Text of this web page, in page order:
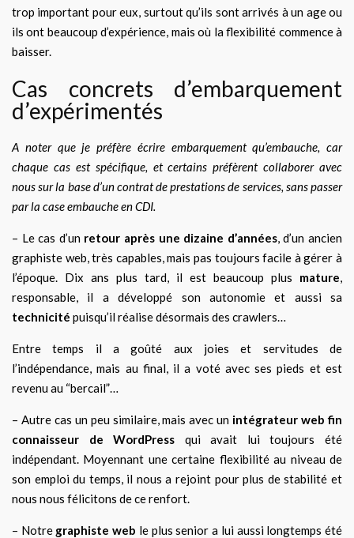
trop important pour eux, surtout qu’ils sont arrivés à un age ou
ils ont beaucoup d’expérience, mais où la flexibilité commence à
baisser.
Cas concrets d’embarquement
d’expérimentés
A noter que je préfère écrire embarquement qu’embauche, car
chaque cas est spécifique, et certains préfèrent collaborer avec
nous sur la base d’un contrat de prestations de services, sans passer
par la case embauche en CDI.
– Le cas d’unretour après une dizaine d’années, d’un ancien
graphiste web, très capables, mais pas toujours facile à gérer à
l’époque. Dix ans plus tard, il est beaucoup plus mature
responsable, il a développé son autonomie et aussi sa
technicité puisqu’il réalise désormais des crawlers…
Entre temps il a goûté aux joies et servitudes de
l’indépendance, mais au final, il a voté avec ses pieds et est
revenu au “bercail”…
– Autre cas un peu similaire, mais avec un intégrateur web fin
connaisseur de WordPress qui avait lui toujours été
indépendant. Moyennant une certaine flexibilité au niveau de
son emploi du temps, il nous a rejoint pour plus de stabilité et
nous nous félicitons de ce renfort.
– Notre graphiste web le plus senior a lui aussi longtemps été